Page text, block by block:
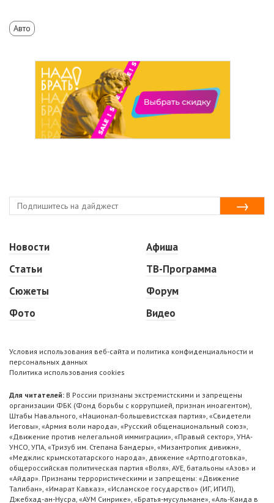
Авто
Новости
Статьи
Сюжеты
Фото
Афиша
ТВ-Программа
Форум
Видео
Условия использования веб-сайта и политика конфиденциальности и
персональных данных
Политика использования cookies
Для читателей: В России признаны экстремистскими и запрещены
организации ФБК (Фонд борьбы с коррупцией, признан иноагентом),
Штабы Навального, «Национал-большевистская партия», «Свидетели
Иеговы», «Армия воли народа», «Русский общенациональный союз»,
«Движение против нелегальной иммиграции», «Правый сектор», УНА-
УНСО, УПА, «Тризуб им. Степана Бандеры», «Мизантропик дивижн»,
«Меджлис крымскотатарского народа», движение «Артподготовка»,
общероссийская политическая партия «Воля», АУЕ, батальоны «Азов» и
«Айдар». Признаны террористическими и запрещены: «Движение
Талибан», «Имарат Кавказ», «Исламское государство» (ИГ, ИГИЛ),
Джебхад-ан-Нусра, «АУМ Синрике», «Братья-мусульмане», «Аль-Каида в